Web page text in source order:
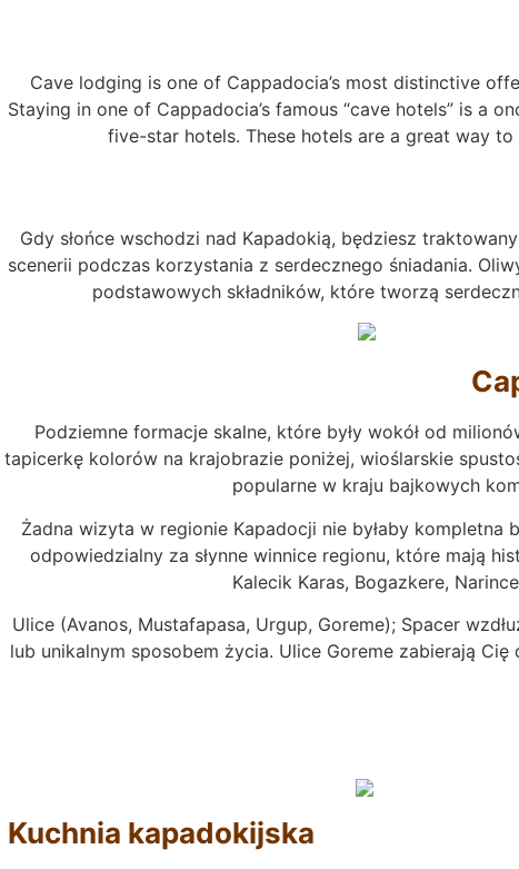
Cave lodging is one of Cappadocia’s most distinctive
Staying in one of Cappadocia’s famous “cave hotels” is
five-star hotels. These hotels are a great way
Gdy słońce wschodzi nad Kapadokią, będziesz
scenerii podczas korzystania z serdecznego śniadania.
podstawowych składników, które tworzą
Podziemne formacje skalne, które były wokół od
tapicerkę kolorów na krajobrazie poniżej, wioślarskie
popularne w kraju bajkowych
Żadna wizyta w regionie Kapadocji nie byłaby
odpowiedzialny za słynne winnice regionu, które mają
Kalecik Karas, Bogazkere,
Ulice (Avanos, Mustafapasa, Urgup, Goreme); Spacer
lub unikalnym sposobem życia. Ulice Goreme zabierają
Kuchnia kapadokijska